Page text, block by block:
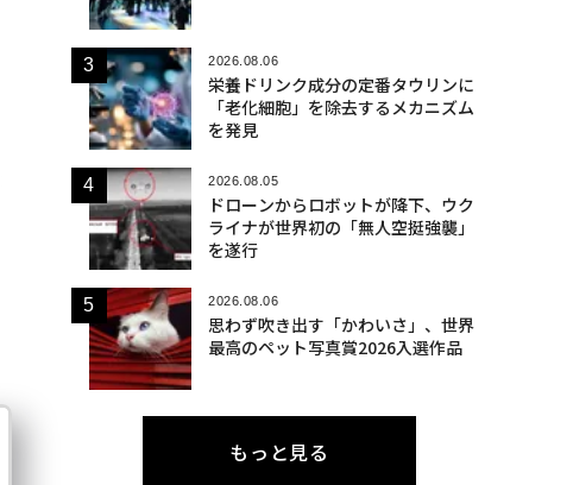
2026.08.06
栄養ドリンク成分の定番タウリンに
「老化細胞」を除去するメカニズム
を発見
2026.08.05
ドローンからロボットが降下、ウク
ライナが世界初の「無人空挺強襲」
を遂行
2026.08.06
思わず吹き出す「かわいさ」、世界
最高のペット写真賞2026入選作品
もっと見る